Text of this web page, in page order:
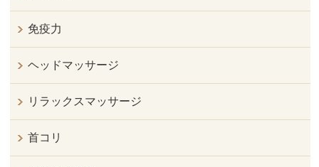
免疫力
ヘッドマッサージ
リラックスマッサージ
首コリ